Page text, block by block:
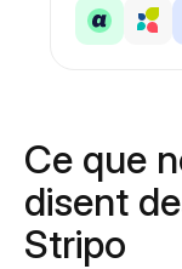
Ce que
disent
Stripo